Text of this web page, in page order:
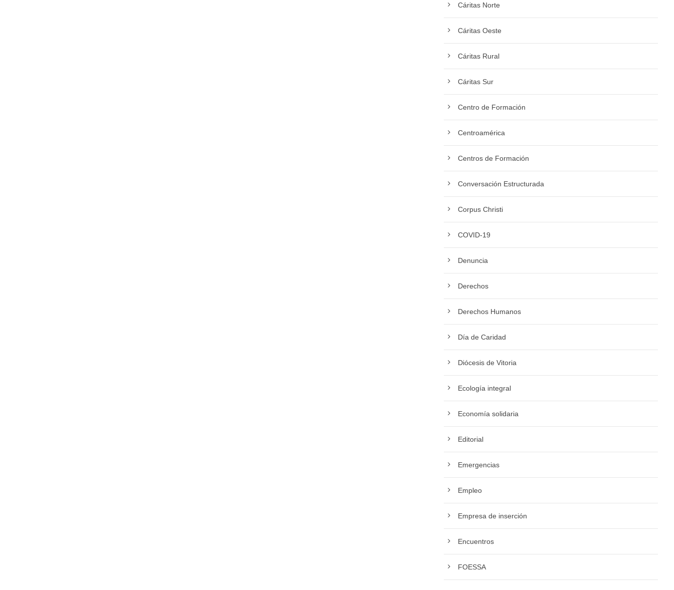
Cáritas Norte
Cáritas Oeste
Cáritas Rural
Cáritas Sur
Centro de Formación
Centroamérica
Centros de Formación
Conversación Estructurada
Corpus Christi
COVID-19
Denuncia
Derechos
Derechos Humanos
Día de Caridad
Diócesis de Vitoria
Ecología integral
Economía solidaria
Editorial
Emergencias
Empleo
Empresa de inserción
Encuentros
FOESSA